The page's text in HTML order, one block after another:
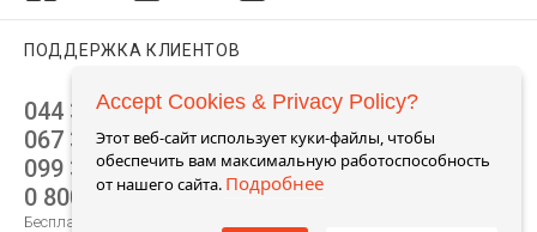
ПОДДЕРЖКА КЛИЕНТОВ
044 392 44 45
067 344 14 44 (viber)
099 399 23 80
0 800 305 805
Бесплатно по Украине
Accept Cookies & Privacy Policy?
Этот веб-сайт использует куки-файлы, чтобы
обеспечить вам максимальную работоспособность
от нашего сайта. Подробнее